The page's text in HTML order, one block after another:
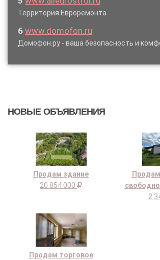
Территория Евроремонта
6 www.domofon.ru
Домофон.ру - ваша безопасность и
НОВЫЕ ОБЪЯВЛЕНИЯ
Продам здание
20 854 000
2
Продам торговое